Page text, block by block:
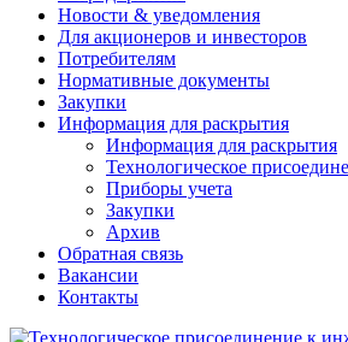
Новости & уведомления
Для акционеров и инвесторов
Потребителям
Нормативные документы
Закупки
Информация для раскрытия
Информация для раскрытия
Технологическое
Приборы учета
Закупки
Архив
Обратная связь
Вакансии
Контакты